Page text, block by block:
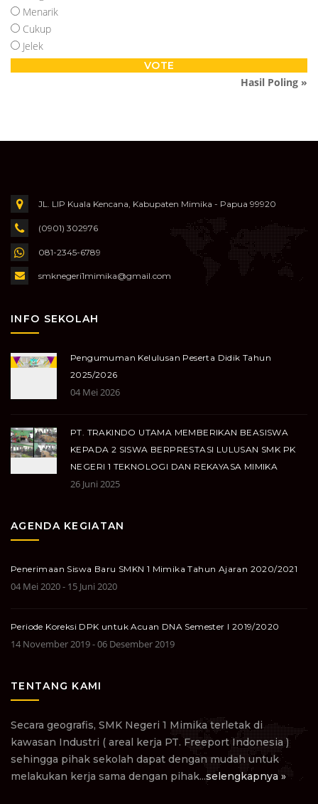
Menarik
Cukup
Jelek
Hasil Poling »
JL. LIP Kuala Kencana, Kabupaten Mimika - Papua 99920
(0901) 302976
081-2345-6789
smknegeri1mimika@gmail.com
INFO SEKOLAH
Pengumuman Kelulusan Peserta Didik Tahun
2025/2026
04 Mei 2026
PT. TRAKINDO UTAMA MEMBERIKAN BEASISWA
KEPADA 2 SISWA BERPRESTASI LULUSAN SMK PK
NEGERI 1 TEKNOLOGI DAN REKAYASA MIMIKA
26 Juni 2025
AGENDA KEGIATAN
Penerimaan Siswa Baru SMKN 1 Mimika Tahun Ajaran 2020/2021
04 Mei 2020 - 15 Juni 2020
Periode Koreksi DPK untuk Acuan DNA Semester I 2019/2020
14 November 2019 - 06 Desember 2019
TENTANG KAMI
Secara geografis, SMK Negeri 1 Mimika terletak di
kawasan Industri ( areal kerja PT. Freeport Indonesia )
sehingga pihak sekolah dapat dengan mudah untuk
melakukan kerja sama dengan pihak...selengkapnya »